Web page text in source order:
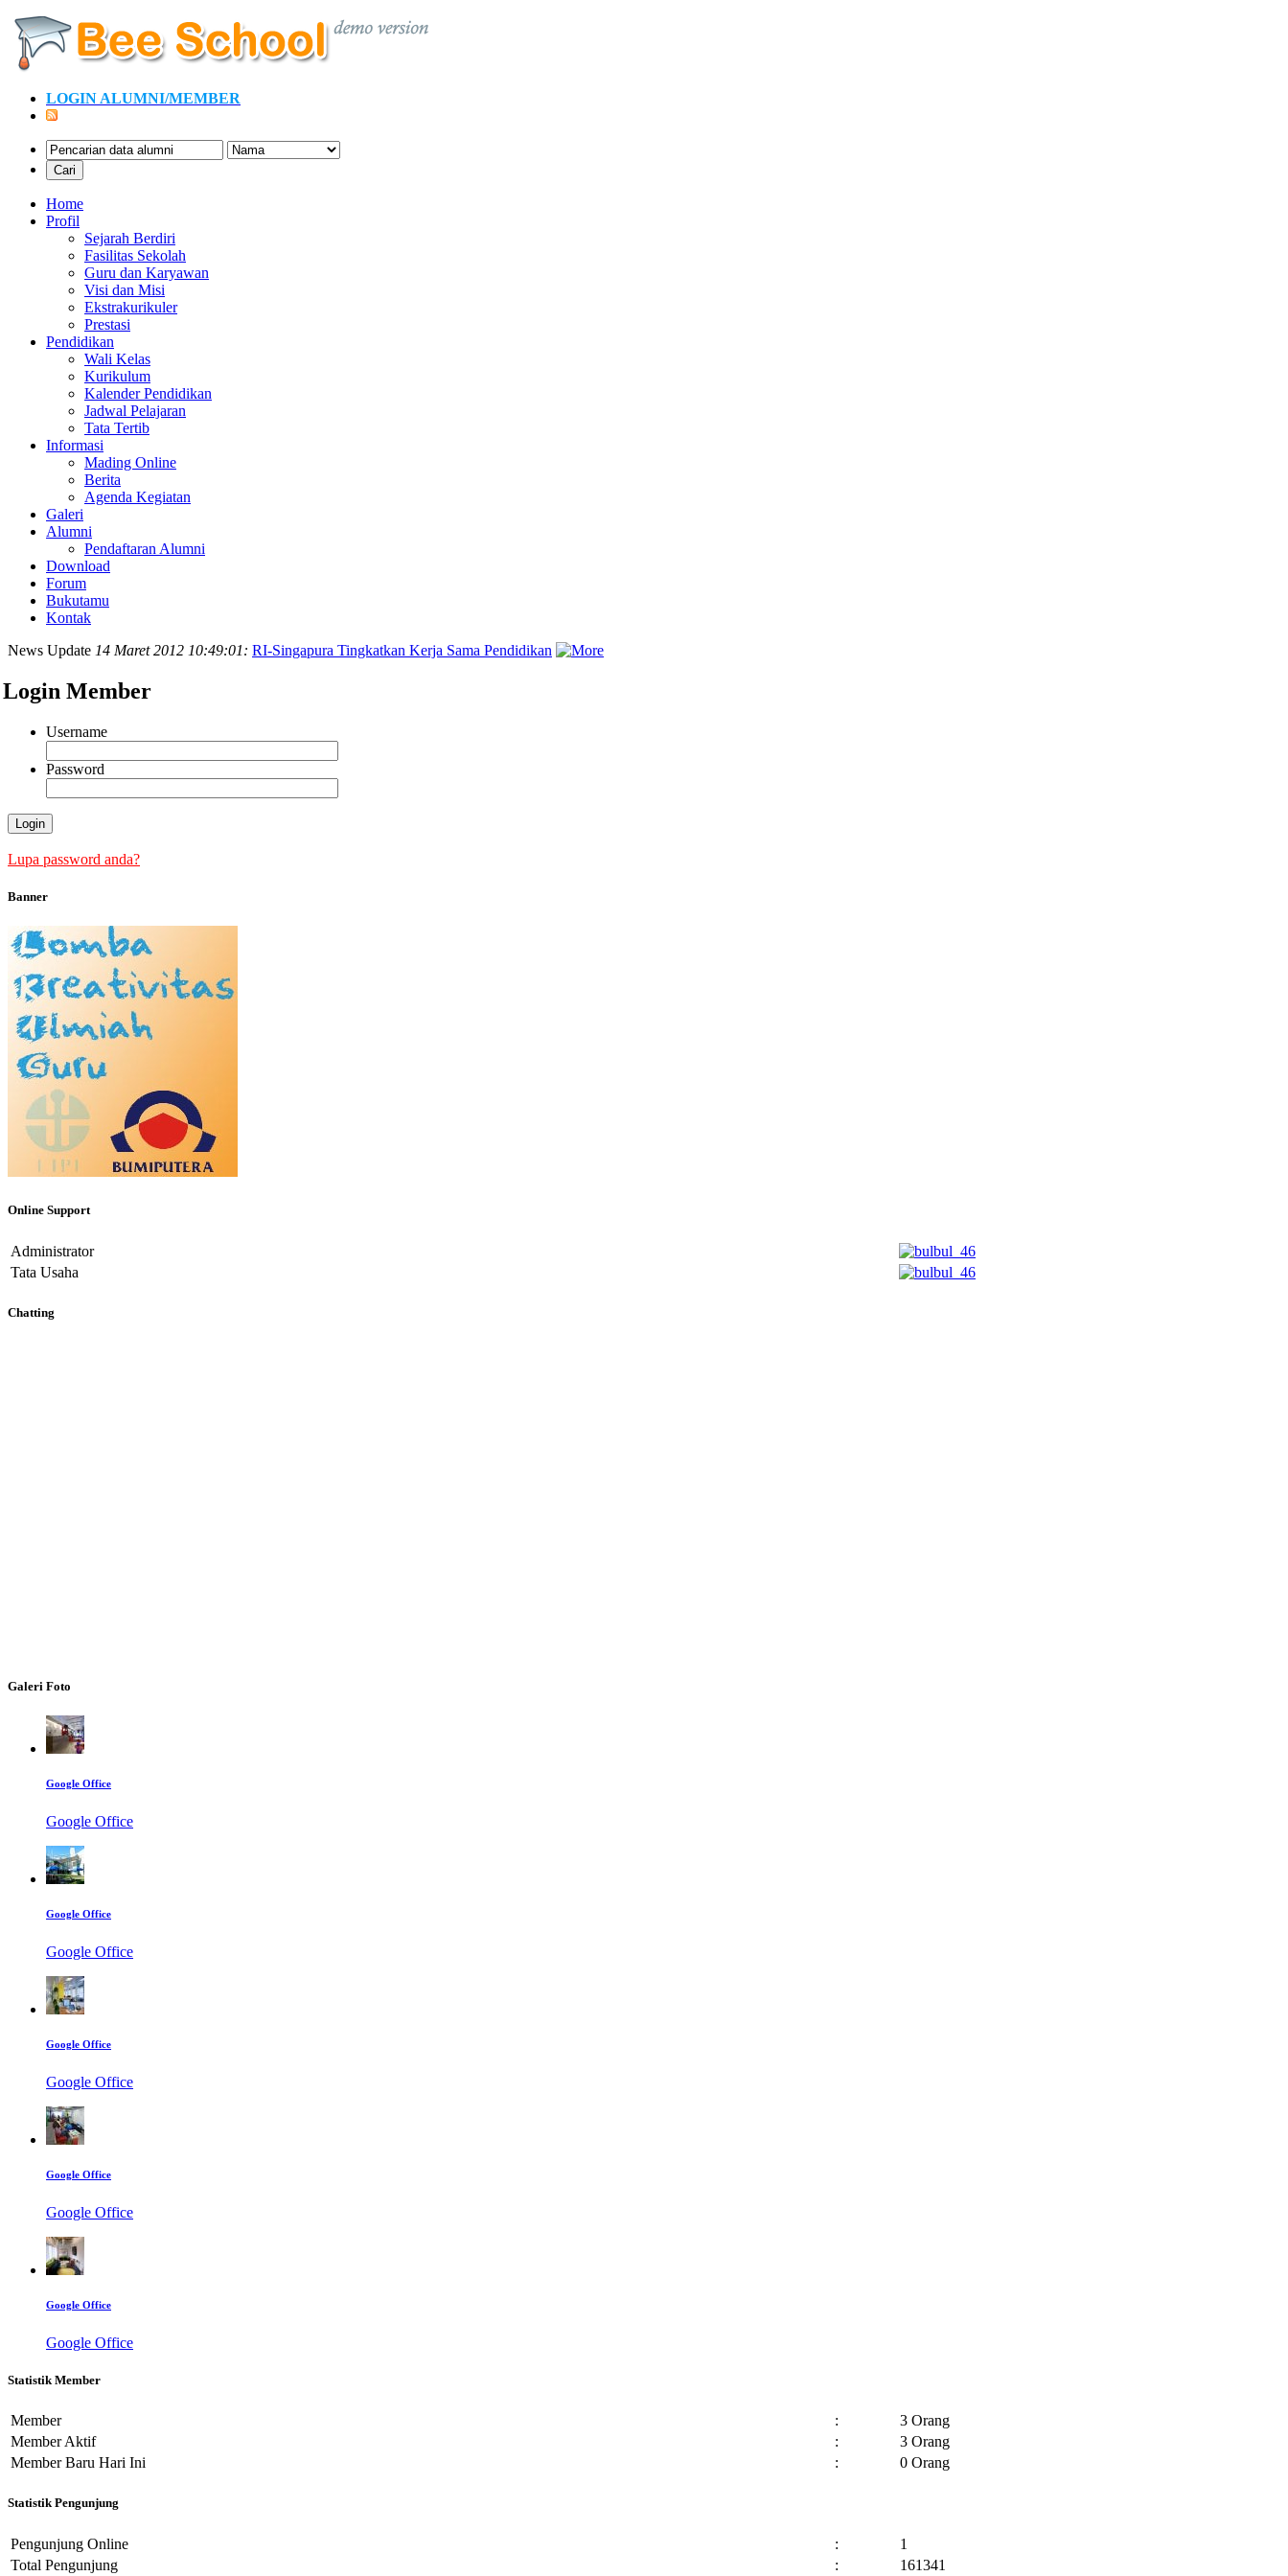
LOGIN ALUMNI/MEMBER
Home
Profil
Sejarah Berdiri
Fasilitas Sekolah
Guru dan Karyawan
Visi dan Misi
Ekstrakurikuler
Prestasi
Pendidikan
Wali Kelas
Kurikulum
Kalender Pendidikan
Jadwal Pelajaran
Tata Tertib
Informasi
Mading Online
Berita
Agenda Kegiatan
Galeri
Alumni
Pendaftaran Alumni
Download
Forum
Bukutamu
Kontak
News Update 14 Maret 2012 10:49:01: RI-Singapura Tingkatkan Kerja Sama Pendidikan
Login Member
Username
Password
Lupa password anda?
Banner
Online Support
Administrator
Tata Usaha
Chatting
Galeri Foto
Google Office
Google Office
Google Office
Google Office
Google Office
Google Office
Google Office
Google Office
Google Office
Google Office
Statistik Member
Member :
3 Orang
Member Aktif
:
3 Orang
Member Baru Hari Ini
: 0 Orang
Statistik Pengunjung
Pengunjung Online :
1
Total Pengunjung
: 161341